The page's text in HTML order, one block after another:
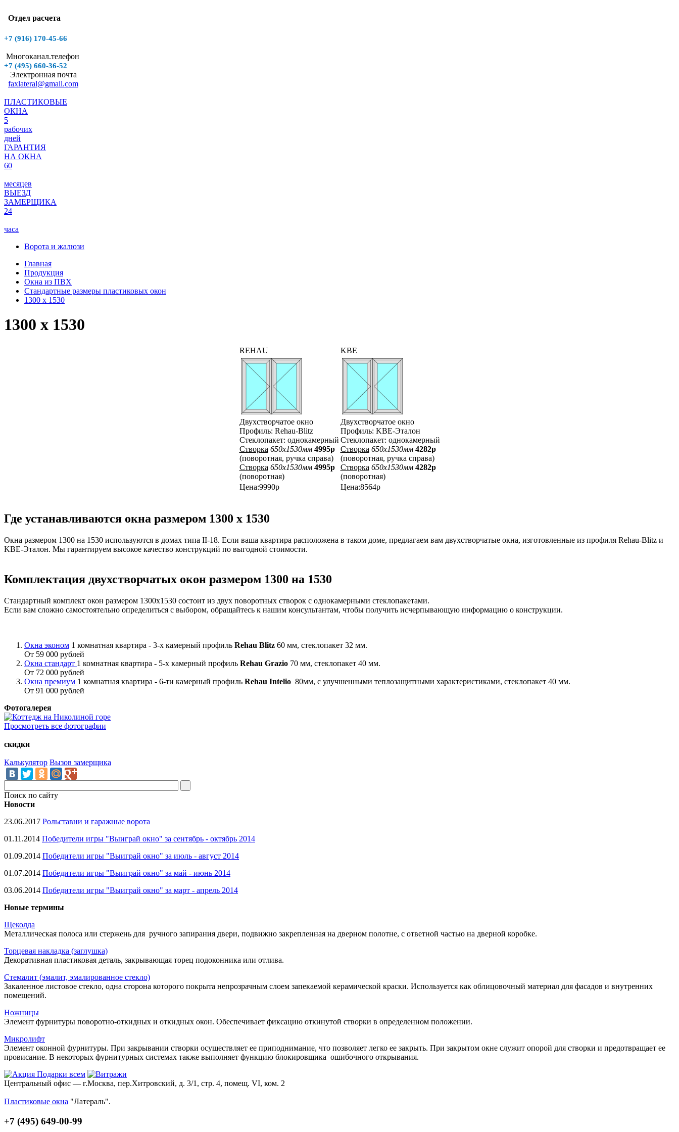
Отдел расчета
+7 (916) 170-45-66
Многоканал.телефон
+7 (495) 660-36-52
Электронная почта
faxlateral@gmail.com
ПЛАСТИКОВЫЕ
ОКНА
5
рабочих
дней
ГАРАНТИЯ
НА ОКНА
60
месяцев
ВЫЕЗД
ЗАМЕРЩИКА
24
часа
Ворота и жалюзи
Главная
Продукция
Окна из ПВХ
Стандартные размеры пластиковых окон
1300 x 1530
1300 x 1530
REHAU KBE
Двухстворчатое окно
Профиль: Rehau-Blitz
Стеклопакет: однокамерный
Створка 650x1530мм 4995р
(поворотная, ручка справа)
Створка 650x1530мм 4995р
(поворотная)
Двухстворчатое окно
Профиль: KBE-Эталон
Стеклопакет: однокамерный
Створка 650x1530мм 4282р
(поворотная, ручка справа)
Створка 650x1530мм 4282р
(поворотная)
Цена:9990р
Цена:8564р
Где устанавливаются окна размером 1300 х 1530
Окна размером 1300 на 1530 используются в домах типа II-18. Если ваша квартира расположена в таком доме, предлагаем вам двухстворчатые окна, изготовленные из профиля Rehau-Blitz и
KBE-Эталон. Мы гарантируем высокое качество конструкций по выгодной стоимости.
Комплектация двухстворчатых окон размером 1300 на 1530
Стандартный комплект окон размером 1300х1530 состоит из двух поворотных створок с однокамерными стеклопакетами.
Если вам сложно самостоятельно определиться с выбором, обращайтесь к нашим консультантам, чтобы получить исчерпывающую информацию о конструкции.
Окна эконом 1 комнатная квартира - 3-х камерный профиль Rehau Blitz 60 мм, стеклопакет 32 мм.
От 59 000 рублей
Окна стандарт 1 комнатная квартира - 5-х камерный профиль Rehau Grazio 70 мм, стеклопакет 40 мм.
От 72 000 рублей
Окна премиум 1 комнатная квартира - 6-ти камерный профиль Rehau Intelio 80мм, с улучшенными теплозащитными характеристиками, стеклопакет 40 мм.
От 91 000 рублей
Фотогалерея
Просмотреть все фотографии
скидки
Калькулятор Вызов замерщика
Поиск по сайту
Новости
23.06.2017 Рольставни и гаражные ворота
01.11.2014 Победители игры "Выиграй окно" за сентябрь - октябрь 2014
01.09.2014 Победители игры "Выиграй окно" за июль - август 2014
01.07.2014 Победители игры "Выиграй окно" за май - июнь 2014
03.06.2014 Победители игры "Выиграй окно" за март - апрель 2014
Новые термины
Щеколда
Металлическая полоса или стержень для ручного запирания двери, подвижно закрепленная на дверном полотне, с ответной частью на дверной коробке.
Торцевая накладка (заглушка)
Декоративная пластиковая деталь, закрывающая торец подоконника или отлива.
Стемалит (эмалит, эмалированное стекло)
Закаленное листовое стекло, одна сторона которого покрыта непрозрачным слоем запекаемой керамической краски. Используется как облицовочный материал для фасадов и внутренних
помещений.
Ножницы
Элемент фурнитуры поворотно-откидных и откидных окон. Обеспечивает фиксацию откинутой створки в определенном положении.
Микролифт
Элемент оконной фурнитуры. При закрывании створки осуществляет ее приподнимание, что позволяет легко ее закрыть. При закрытом окне служит опорой для створки и предотвращает ее
провисание. В некоторых фурнитурных системах также выполняет функцию блокировщика ошибочного открывания.
Центральный офис — г.Москва, пер.Хитровский, д. 3/1, стр. 4, помещ. VI, ком. 2
Пластиковые окна "Латераль".
+7 (495) 649-00-99